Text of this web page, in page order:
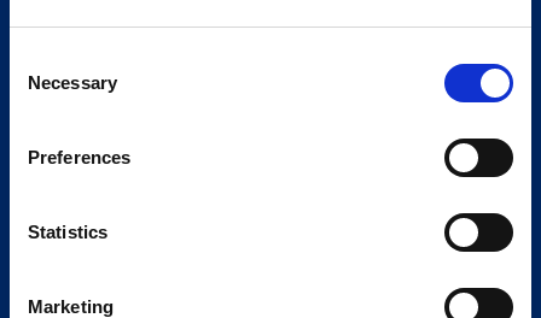
Selection
Necessary
Preferences
Statistics
Marketing